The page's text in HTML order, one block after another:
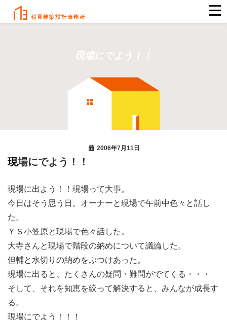
現場にでよう！！
2006年7月11日
現場にでよう！！
現場に出よう！！現場って大事。
今日はそう思う日。オーナーと現場で午前中色々と話し
た。
ＹＳ小笠原と現場で色々話した。
大寺さんと現場で階段の納めについて議論した。
但輔と水切りの納めをぶつけあった。
現場に出ると、たくさんの疑問・難問がでてくる・・・
そして、それを知恵を絞って解決すると、みんなが成長す
る。
現場にでよう！！！